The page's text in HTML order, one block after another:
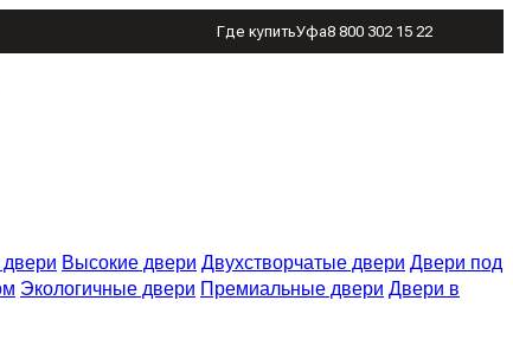
Где купитьУфа8 800 302 15 22
Высокие двери Двухстворчатые двери Двери под
Экологичные двери Премиальные двери Двери в